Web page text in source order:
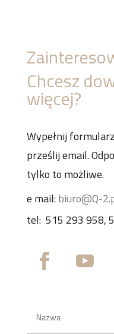
Chcesz
więcej?
Wypełnij
prześlij email.
tylko to możliwe.
e mail:biuro@Q-
tel: 515 293 958,